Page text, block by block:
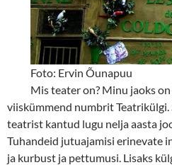
Foto: Ervin Õunapuu
Mis teater on? Minu jaoks
viiskümmend numbrit Teatrikülgi.
teatrist kantud lugu nelja aasta
Tuhandeid jutuajamisi erinevate
ja kurbust ja pettumusi. Lisaks